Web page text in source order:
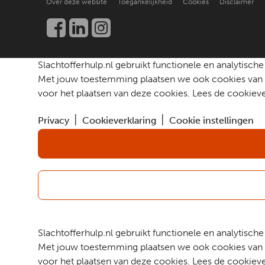
Beter leren helpen
Kennis en onderzoek
Een slachtoffer helpen
Nieuws en publicaties
Werken bij
Contact
Over deze website Toegankelijkheid Cookies Disclaimer
Slachtofferhulp.nl gebruikt functionele en
Met jouw toestemming plaatsen we ook cookies
voor het plaatsen van deze cookies. Lees de
Privacy Cookieverklaring Cookie instellingen
Slachtofferhulp.nl gebruikt functionele en
Met jouw toestemming plaatsen we ook cookies
voor het plaatsen van deze cookies. Lees de